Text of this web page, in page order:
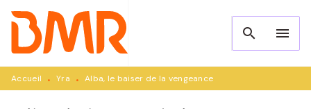
MENU RECHERCHE
PIED DE PAGE
search menu
Accueil • Yra • Alba, le baiser de la vengeance